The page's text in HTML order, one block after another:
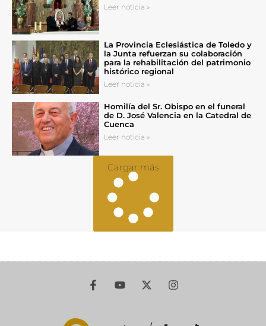
Leer noticia »
La Provincia Eclesiástica de Toledo y
la Junta refuerzan su colaboración
para la rehabilitación del patrimonio
histórico regional
Leer noticia »
Homilía del Sr. Obispo en el funeral
de D. José Valencia en la Catedral de
Cuenca
Leer noticia »
Cargar más